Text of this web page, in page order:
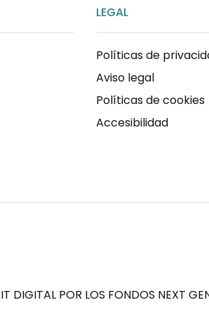
LEGAL
Políticas de
Aviso legal
Políticas de cookies
Accesibilidad
DIGITAL POR LOS FONDOS NEXT